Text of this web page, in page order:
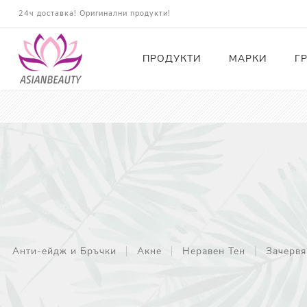
24ч доставка! Оригинални продукти!
ПРОДУКТИ
Слънцезащита
МАРКИ
Анти-ейдж и Бръчки Акне Неравен Тен